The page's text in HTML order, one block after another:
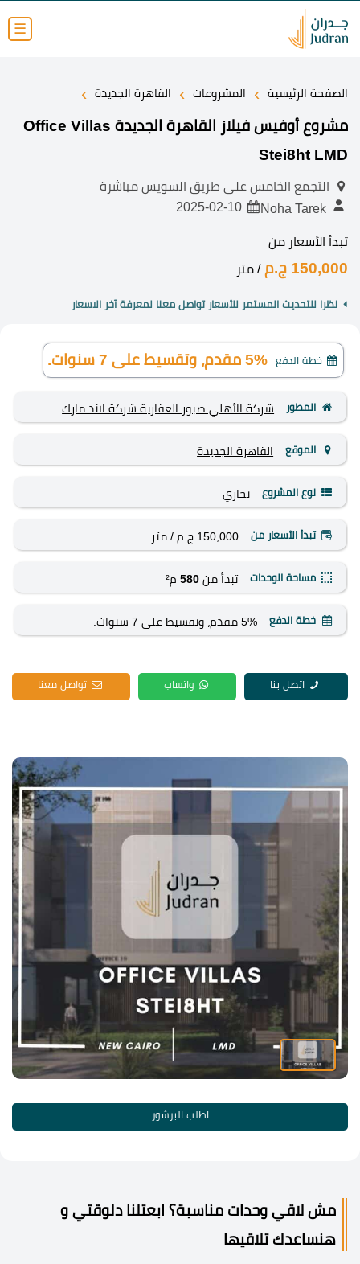
☰
الصفحة الرئيسية › المشروعات › القاهرة الجديدة ›
مشروع أوفيس فيلاز القاهرة الجديدة Office Villas
Stei8ht LMD
التجمع الخامس على طريق السويس مباشرة
2025-02-10
تبدأ الأسعار من
150,000 ج.م / متر
نظرا للتحديث المستمر للأسعار تواصل معنا لمعرفة آخر الاسعار
خطة الدفع 5% مقدم، وتقسيط على 7 سنوات.
المطور شركة الأهلي صبور العقارية شركة لاند مارك
الموقع القاهرة الجديدة
نوع المشروع تجاري
تبدأ الأسعار من 150,000 ج.م / متر
مساحة الوحدات تبدأ من 580 م²
خطة الدفع 5% مقدم، وتقسيط على 7 سنوات.
اتصل بنا واتساب تواصل معنا
اطلب البرشور
مش لاقي وحدات مناسبة؟ ابعتلنا دلوقتي و
هنساعدك تلاقيها